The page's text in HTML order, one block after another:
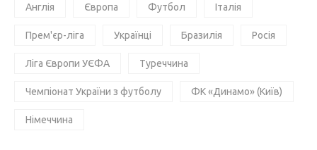
Англія Європа Футбол Італія
Прем'єр-ліга Українці Бразилія Росія
Ліга Європи УЄФА Туреччина
Чемпіонат України з футболу ФК «Динамо» (Київ)
Німеччина